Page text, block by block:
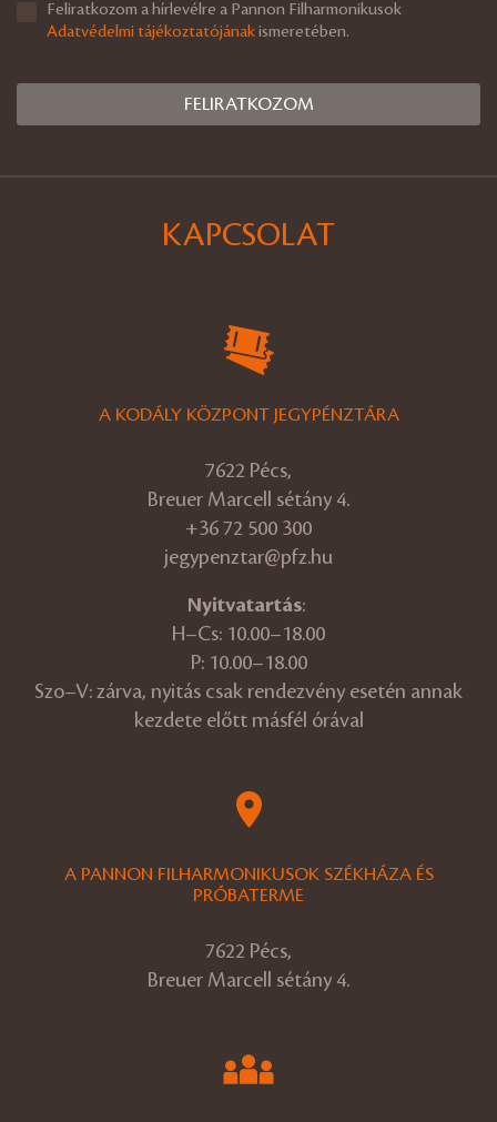
Feliratkozom a hírlevélre a Pannon Filharmonikusok
Adatvédelmi tájékoztatójánakismeretében.
KAPCSOLAT
A KODÁLY KÖZPONT JEGYPÉNZTÁRA
7622 Pécs,
Breuer Marcell sétány 4.
+36 72 500 300
jegypenztar@pfz.hu
Nyitvatartás:
H–Cs: 10.00–18.00
P: 10.00–18.00
Szo–V: zárva, nyitás csak rendezvény esetén annak
kezdete előtt másfél órával
A PANNON FILHARMONIKUSOK SZÉKHÁZA ÉS
PRÓBATERME
7622 Pécs,
Breuer Marcell sétány 4.